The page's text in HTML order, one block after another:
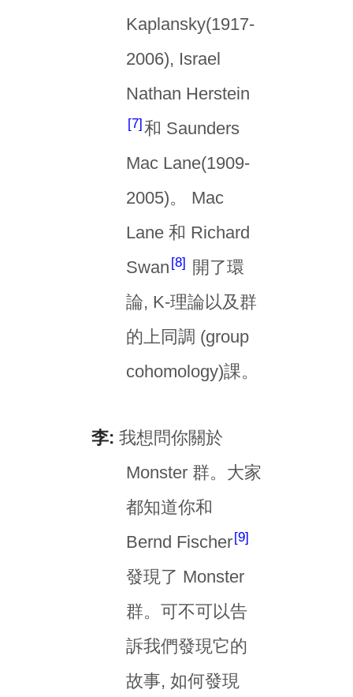
Kaplansky(1917-
2006), Israel
Nathan Herstein
7 和 Saunders
Mac Lane(1909-
2005)。 Mac
Lane 和 Richard
Swan 8
開了環
論, K-理論以及群
的上同調 (group
cohomology)課。
李: 我想問你關於
Monster 群。大家
都知道你和
Bernd Fischer 9
發現了 Monster
群。可不可以告
訴我們發現它的
故事, 如何發現